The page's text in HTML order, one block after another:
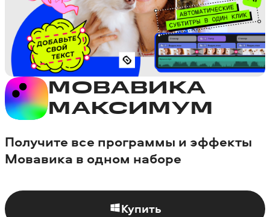
МОВАВИКА
МАКСИМУМ
Получите все программы и эффекты
Мовавика в одном наборе
Купить